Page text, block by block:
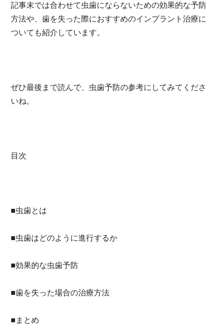
記事末では合わせて虫歯にならないための効果的な予防
方法や、歯を失った際におすすめのインプラント治療に
ついても紹介しています。
ぜひ最後まで読んで、虫歯予防の参考にしてみてくださ
いね。
目次
■虫歯とは
■虫歯はどのように進行するか
■効果的な虫歯予防
■歯を失った場合の治療方法
■まとめ